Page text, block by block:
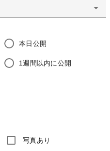
本日公開
1週間以内に公開
写真あり